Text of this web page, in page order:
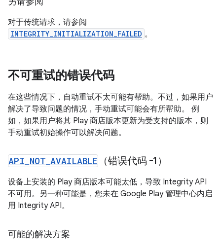
对于传统请求，请参阅
INTEGRITY_INITIALIZATION_FAILED 。
不可重试的错误代码
在这些情况下，自动重试不太可能有帮助。不过，如果用户
解决了导致问题的情况，手动重试可能会有所帮助。 例
如，如果用户将其 Play 商店版本更新为受支持的版本，则
手动重试初始操作可以解决问题。
API NOT AVAILABLE （错误代码 -1）
设备上安装的 Play 商店版本可能太低，导致 Integrity API
不可用。另一种可能是，您未在 Google Play 管理中心内启
用 Integrity API。
可能的解决方案